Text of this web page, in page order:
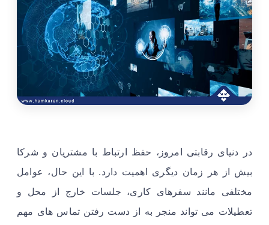
در دنیای رقابتی امروز، حفظ ارتباط با مشتریان و شرکا
بیش از هر زمان دیگری اهمیت دارد. با این حال، عوامل
مختلفی مانند سفرهای کاری، جلسات خارج از محل و
تعطیلات می تواند منجر به از دست رفتن تماس های مهم